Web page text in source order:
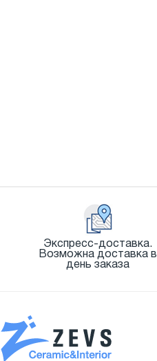
Экспресс-доставка.
Возможна доставка в
день заказа